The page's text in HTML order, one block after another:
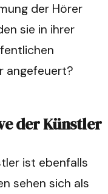
der Hörer
sie in ihrer
angefeuert?
der Künstler
ist ebenfalls
sehen sich als